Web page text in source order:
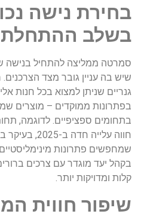
בחירת נישה
בשלב
סמרטה ממליצה להתחיל בנישה
שיש בה עניין גובר מצד
גנריים שניתן למצוא בכל חנות
בפתרונות ממוקדים – מוצרים
בתחומים ספציפיים. לדוגמה,
שמחפשים פתרונות
בקהל יעד מוגדר עם צרכים
קלות ומדויקות יותר.
שיפור חווית